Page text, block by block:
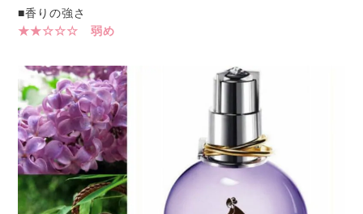
■香りの強さ
★★☆☆☆ 弱め